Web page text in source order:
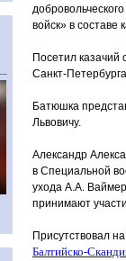
добровольческого
войск» в составе
Посетил казачий
Санкт-
Батюшка
Львовичу.
Александр
в Специальной
ухода А.А.
принимают
Присутствовал
Балтийско-